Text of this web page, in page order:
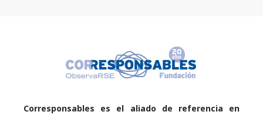
Corresponsables es el aliado de referencia en